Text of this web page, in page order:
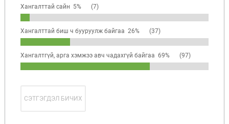
Хангалттай сайн 5% (7)
Хангалттай биш ч бууруулж байгаа 26% (37)
Хангалтгүй, арга хэмжээ авч чадахгүй байгаа 69% (97)
СЭТГЭГДЭЛ БИЧИХ